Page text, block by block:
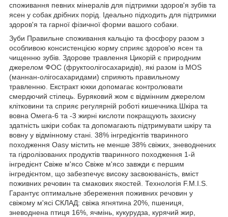
споживання певних мінералів для підтримки здоров'я зубів та
ясен у собак дрібних порід. Ідеально підходить для підтримки
здоров'я та гарної фізичної форми вашого собаки.
Зуби Правильне споживання кальцію та фосфору разом з
особливою консистенцією корму сприяє здоров'ю ясен та
чищенню зубів. Здорове травлення Цикорій є природним
джерелом ФОС (фруктоолігосахаридів), які разом із MOS
(маннан-олігосахаридами) сприяють правильному
травленню. Екстракт юкки допомагає контролювати
смердючий стілець. Буряковий жом є відмінним джерелом
клітковини та сприяє регулярній роботі кишечника.Шкіра та
вовна Омега-6 та -3 жирні кислоти покращують захисну
здатність шкіри собак та допомагають підтримувати шкіру та
вовну у відмінному стані. 38% інгредієнтів тваринного
походження Oasy містить не менше 38% свіжих, зневоднених
та гідролізованих продуктів тваринного походження 1-й
інгредієнт Свіже м'ясо Свіже м'ясо завжди є першим
інгредієнтом, що забезпечує високу засвоюваність, вміст
поживних речовин та смакових якостей. Технологія F.M.I.S.
Гарантує оптимальне збереження поживних речовин у
свіжому м'ясі СКЛАД: свіжа ягнятина 20%, пшениця,
зневоднена птиця 16%, ячмінь, кукурудза, курячий жир,